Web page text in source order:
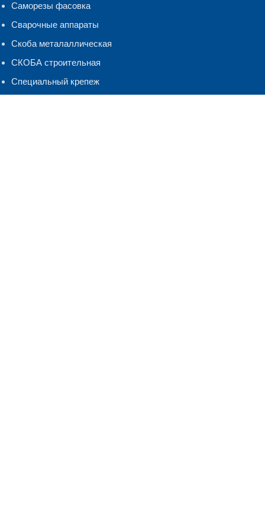
Саморезы фасовка
Сварочные аппараты
Скоба металаллическая
СКОБА строительная
Специальный крепеж